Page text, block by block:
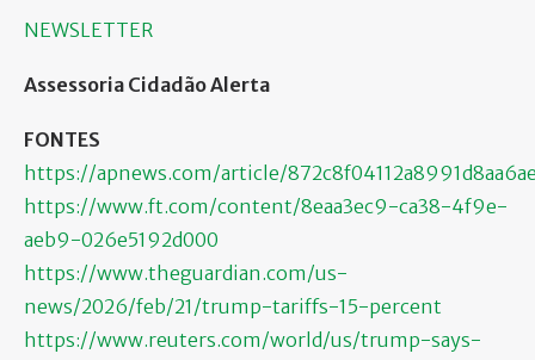
NEWSLETTER
Assessoria Cidadão Alerta
FONTES
https://apnews.com/article/
https://www.ft.com/content/8eaa3ec9-ca38-4f9e-
aeb9-026e5192d000
https://www.theguardian.com/us-
news/2026/feb/21/trump-tariffs-15-percent
https://www.reuters.com/world/us/trump-says-